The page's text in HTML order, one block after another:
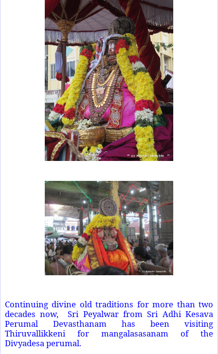
Continuing divine old traditions for more than two
decades now, Sri Peyalwar from Sri Adhi Kesava
Perumal Devasthanam has been visiting
Thiruvallikkeni for mangalasasanam of the
Divyadesa perumal.